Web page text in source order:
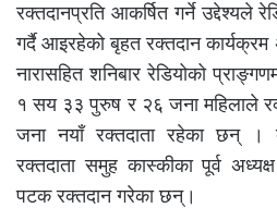
रक्तदानप्रति आकर्षित गर्ने उद्देश्यले
गर्दै आइरहेको बृहत रक्तदान कार्यक्रम
नारासहित शनिबार रेडियोको
१ सय ३३ पुरुष र २६ जना महिलाले
जना नयाँ रक्तदाता रहेका छन् ।
रक्तदाता समुह कास्कीका पूर्व
पटक रक्तदान गरेका छन्।